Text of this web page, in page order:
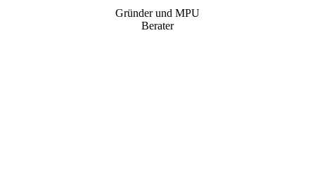
Gründer und MPU
Berater